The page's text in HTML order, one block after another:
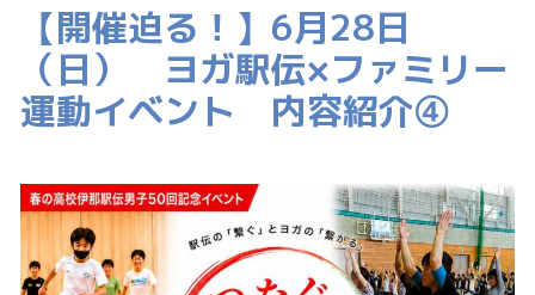
【開催迫る！】6月28日
（日） ヨガ駅伝×ファミリー
運動イベント 内容紹介④